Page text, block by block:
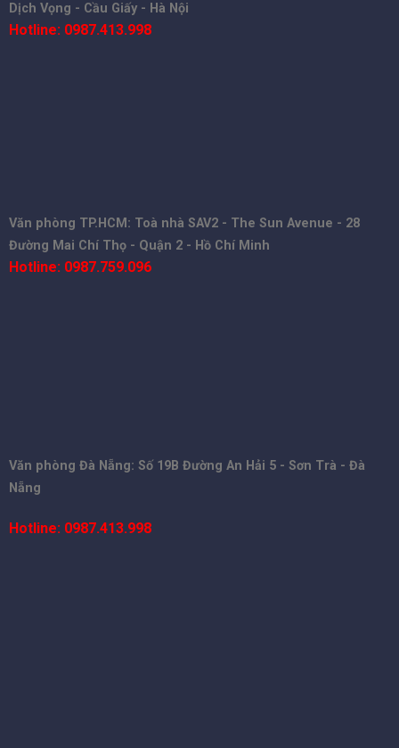
Dịch Vọng - Cầu Giấy - Hà Nội
Hotline: 0987.413.998
Văn phòng TP.HCM: Toà nhà SAV2 - The Sun Avenue - 28
Đường Mai Chí Thọ - Quận 2 - Hồ Chí Minh
Hotline: 0987.759.096
Văn phòng Đà Nẵng: Số 19B Đường An Hải 5 - Sơn Trà - Đà
Nẵng
Hotline: 0987.413.998